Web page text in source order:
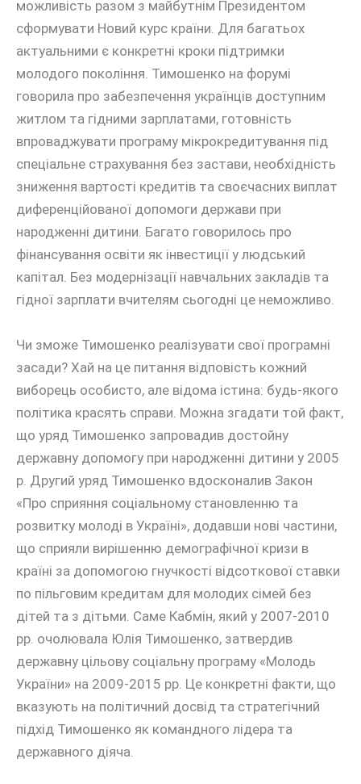
можливість разом з майбутнім Президентом
сформувати Новий курс країни. Для багатьох
актуальними є конкретні кроки підтримки
молодого покоління. Тимошенко на форумі
говорила про забезпечення українців доступним
житлом та гідними зарплатами, готовність
впроваджувати програму мікрокредитування під
спеціальне страхування без застави, необхідність
зниження вартості кредитів та своєчасних виплат
диференційованої допомоги держави при
народженні дитини. Багато говорилось про
фінансування освіти як інвестиції у людський
капітал. Без модернізації навчальних закладів та
гідної зарплати вчителям сьогодні це неможливо.
Чи зможе Тимошенко реалізувати свої програмні
засади? Хай на це питання відповість кожний
виборець особисто, але відома істина: будь-якого
політика красять справи. Можна згадати той факт,
що уряд Тимошенко запровадив достойну
державну допомогу при народженні дитини у 2005
р. Другий уряд Тимошенко вдосконалив Закон
«Про сприяння соціальному становленню та
розвитку молоді в Україні», додавши нові частини,
що сприяли вирішенню демографічної кризи в
країні за допомогою гнучкості відсоткової ставки
по пільговим кредитам для молодих сімей без
дітей та з дітьми. Саме Кабмін, який у 2007-2010
рр. очолювала Юлія Тимошенко, затвердив
державну цільову соціальну програму «Молодь
України» на 2009-2015 рр. Це конкретні факти, що
вказують на політичний досвід та стратегічний
підхід Тимошенко як командного лідера та
державного діяча.